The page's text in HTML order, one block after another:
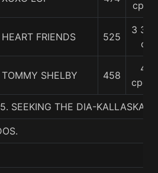
cpos
HEART FRIENDS 525
3 3/4
c
TOMMY SHELBY 458
4
cpos.
SEEKING THE DIA-KALLASKA-